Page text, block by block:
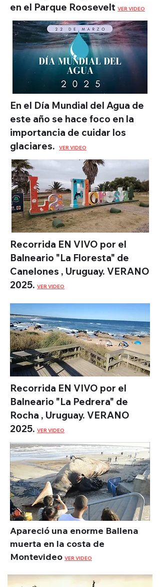
en el Parque Roosevelt VER VIDEO
En el Día Mundial del Agua de
este año se hace foco en la
importancia de cuidar los
glaciares.
VER VIDEO
Recorrida EN VIVO por el
Balneario "La Floresta" de
Canelones , Uruguay. VERANO
2025. VER VIDEO
Recorrida EN VIVO por el
Balneario "La Pedrera" de
Rocha , Uruguay. VERANO
2025. VER VIDEO
Apareció una enorme Ballena
muerta en la costa de
Montevideo VER VIDEO